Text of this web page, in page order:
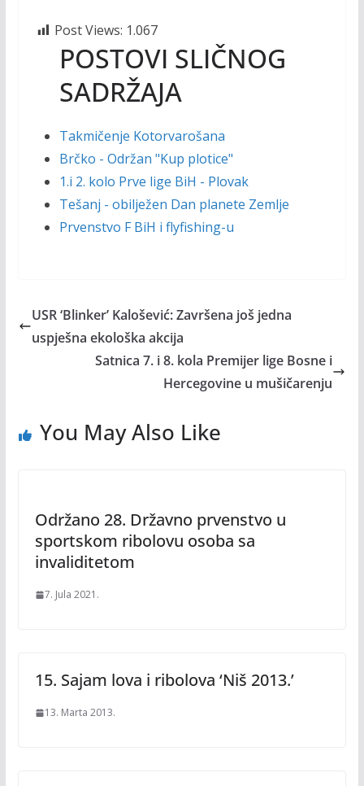
Post Views: 1.067
POSTOVI SLIČNOG
SADRŽAJA
Takmičenje Kotorvarošana
Brčko - Održan "Kup plotice"
1.i 2. kolo Prve lige BiH - Plovak
Tešanj - obilježen Dan planete Zemlje
Prvenstvo F BiH i flyfishing-u
USR ‘Blinker’ Kalošević: Završena još jedna
uspješna ekološka akcija
Satnica 7. i 8. kola Premijer lige Bosne i
Hercegovine u mušičarenju
You May Also Like
Održano 28. Državno prvenstvo u
sportskom ribolovu osoba sa
invaliditetom
7. Jula 2021.
15. Sajam lova i ribolova ‘Niš 2013.’
13. Marta 2013.